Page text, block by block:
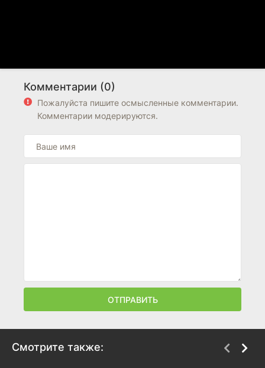
Комментарии (0)
Пожалуйста пишите осмысленные комментарии.
Комментарии модерируются.
ОТПРАВИТЬ
Смотрите также: